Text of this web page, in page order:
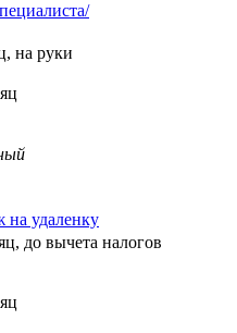
на руки
на удаленку
до вычета налогов